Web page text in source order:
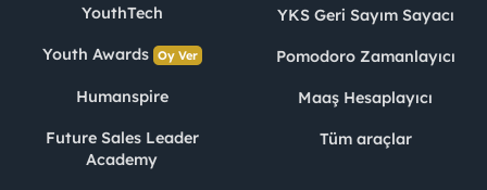
YouthTech
Youth Awards Oy Ver
Humanspire
Future Sales Leader
Academy
YKS Geri Sayım Sayacı
Pomodoro Zamanlayıcı
Maaş Hesaplayıcı
Tüm araçlar